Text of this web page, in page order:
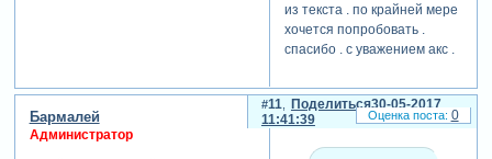
из текста . по крайней мере
хочется попробовать .
спасибо . с уважением акс .
Поделиться
11
30-05-2017
11:41:39
Бармалей
Администратор
0